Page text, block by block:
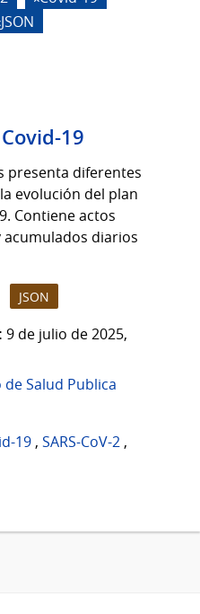
JSON
19
presenta diferentes
evolución del plan
Contiene actos
acumulados diarios
JSON
9 de julio de 2025,
Salud Publica
19 , SARS-CoV-2 ,